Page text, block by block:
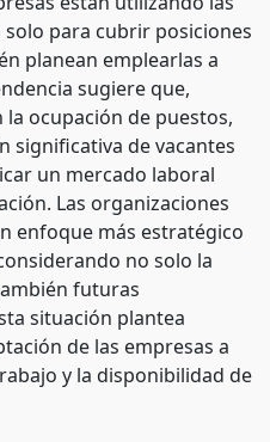
para cubrir posiciones
planean emplearlas a
sugiere que,
ocupación de puestos,
significativa de vacantes
un mercado laboral
Las organizaciones
enfoque más estratégico
no solo la
futuras
situación plantea
de las empresas a
y la disponibilidad de